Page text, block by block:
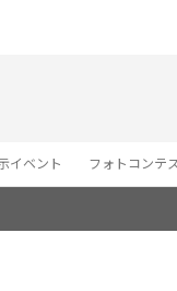
イベント フォトコンテ